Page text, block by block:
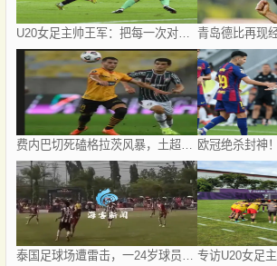
U20女足主帅王军：把每一次对抗当世界杯预演
泰国足球场遭雷击，一24岁球员被击中身亡，身边多人倒地，至少9人受伤，警方介入调查